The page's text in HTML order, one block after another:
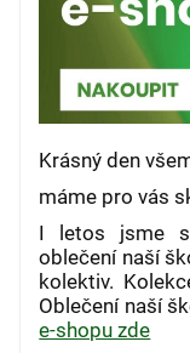
Krásný den
máme pro vás
I letos jsme
oblečení naší
kolektiv.
Oblečení naší
e-shopu zde